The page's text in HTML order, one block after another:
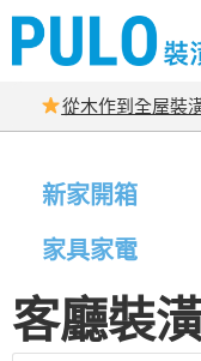
從木作到全屋裝
新家開箱
家具家電
客廳裝